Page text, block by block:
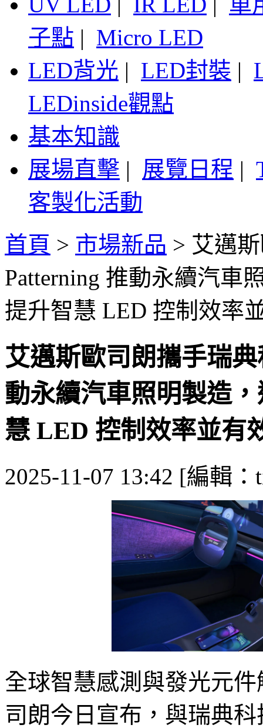
子點 | Micro LED
LED背光 | LED封裝 |
LEDinside觀點
基本知識
展場直擊 | 展覽日程 |
客製化活動
首頁 > 市場新品 > 艾邁
Patterning 推動永續汽車
提升智慧 LED 控制效率
艾邁斯歐司朗攜手瑞
動永續汽車照明製造
慧 LED 控制效率並有
2025-11-07 13:42 [編輯：
全球智慧感測與發光元
司朗今日宣布，與瑞典科